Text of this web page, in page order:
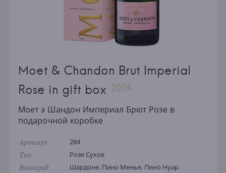
Moet & Chandon Brut Imperial
Rose in gift box 2024
Моет э Шандон Империал Брют Розе в
подарочной коробке
Артикул 284
Тип Розе Сухое
Виноград Шардоне, Пино Менье, Пино Нуар